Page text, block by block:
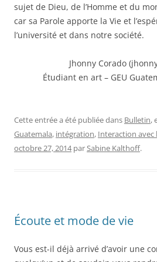
sujet de Dieu, de l’Homme et du
car sa Parole apporte la Vie et
l’université et dans notre société.
Jhonny Corado
Étudiant en art – GEU
Cette entrée a été publiée dans Bulletin,
Guatemala, intégration, Interaction avec
octobre 27, 2014 parSabine Kalthoff.
Écoute et mode de vie
Vous est-il déjà arrivé d’avoir une